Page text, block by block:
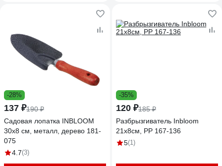
-28%
137 ₽190 ₽
Садовая лопатка INBLOOM
30x8 см, металл, дерево 181-
075
4.7(3)
-35%
120 ₽185 ₽
Разбрызгиватель Inbloom
21х8см, PP 167-136
5(1)